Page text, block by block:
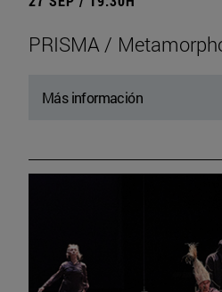
PRISMA /
Más información